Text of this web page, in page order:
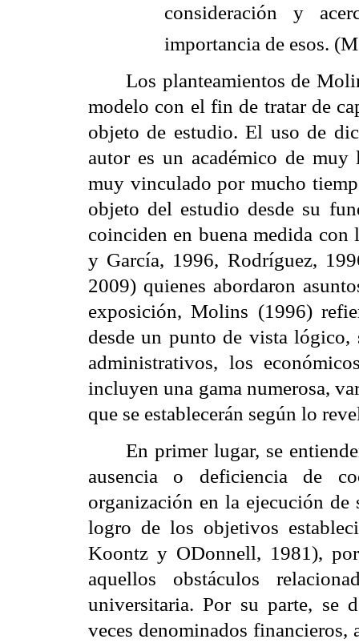
consideración y
importancia de esos.
Los planteamientos de
modelo con el fin de tratar de
objeto de estudio. El uso de
autor es un académico de
muy vinculado por mucho
objeto del estudio desde su
coinciden en buena medida con
y García, 1996, Rodríguez,
2009) quienes abordaron
exposición, Molins (1996)
desde un punto de vista lógico,
administrativos, los
incluyen una gama numerosa,
que se establecerán según lo
En primer lugar, se
ausencia o deficiencia de
organización en la ejecución
logro de los objetivos
Koontz y ODonnell, 1981),
aquellos obstáculos
universitaria. Por su parte, se
veces denominados financieros,